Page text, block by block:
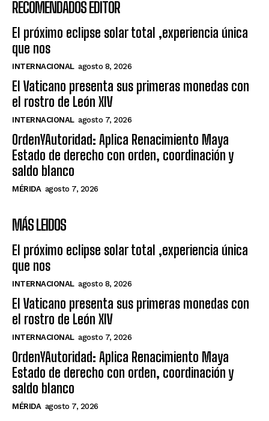
RECOMENDADOS EDITOR
El próximo eclipse solar total ,experiencia única
que nos
INTERNACIONAL agosto 8, 2026
El Vaticano presenta sus primeras monedas con
el rostro de León XIV
INTERNACIONAL agosto 7, 2026
OrdenYAutoridad: Aplica Renacimiento Maya
Estado de derecho con orden, coordinación y
saldo blanco
MÉRIDA agosto 7, 2026
MÁS LEIDOS
El próximo eclipse solar total ,experiencia única
que nos
INTERNACIONAL agosto 8, 2026
El Vaticano presenta sus primeras monedas con
el rostro de León XIV
INTERNACIONAL agosto 7, 2026
OrdenYAutoridad: Aplica Renacimiento Maya
Estado de derecho con orden, coordinación y
saldo blanco
MÉRIDA agosto 7, 2026